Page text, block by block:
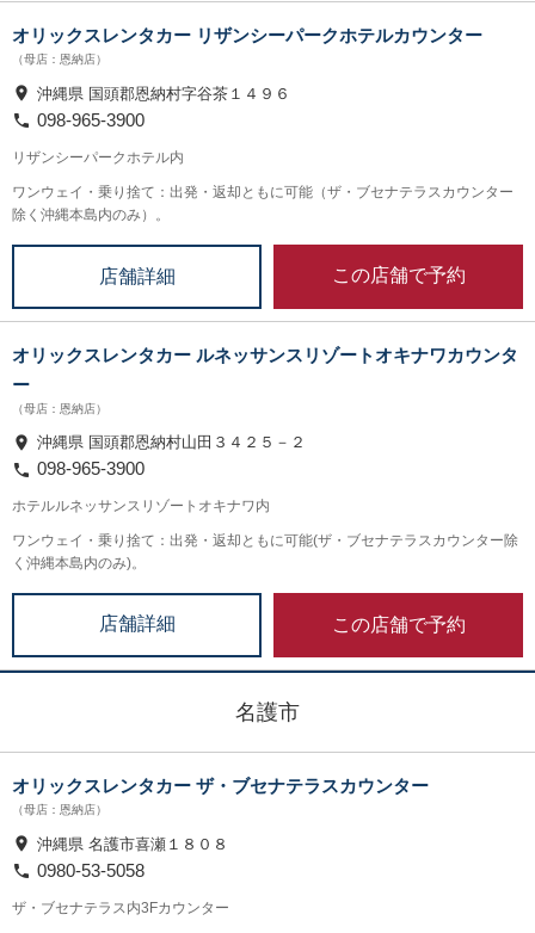
オリックスレンタカー リザンシーパークホテルカウンター
（母店：恩納店）
沖縄県 国頭郡恩納村字谷茶１４９６
098-965-3900
リザンシーパークホテル内
ワンウェイ・乗り捨て：出発・返却ともに可能（ザ・ブセナテラスカウンター
除く沖縄本島内のみ）。
店舗詳細 この店舗で予約
オリックスレンタカー ルネッサンスリゾートオキナワカウンタ
ー
（母店：恩納店）
沖縄県 国頭郡恩納村山田３４２５－２
098-965-3900
ホテルルネッサンスリゾートオキナワ内
ワンウェイ・乗り捨て：出発・返却ともに可能(ザ・ブセナテラスカウンター除
く沖縄本島内のみ)。
店舗詳細 この店舗で予約
名護市
オリックスレンタカー ザ・ブセナテラスカウンター
（母店：恩納店）
沖縄県 名護市喜瀬１８０８
0980-53-5058
ザ・ブセナテラス内3Fカウンター